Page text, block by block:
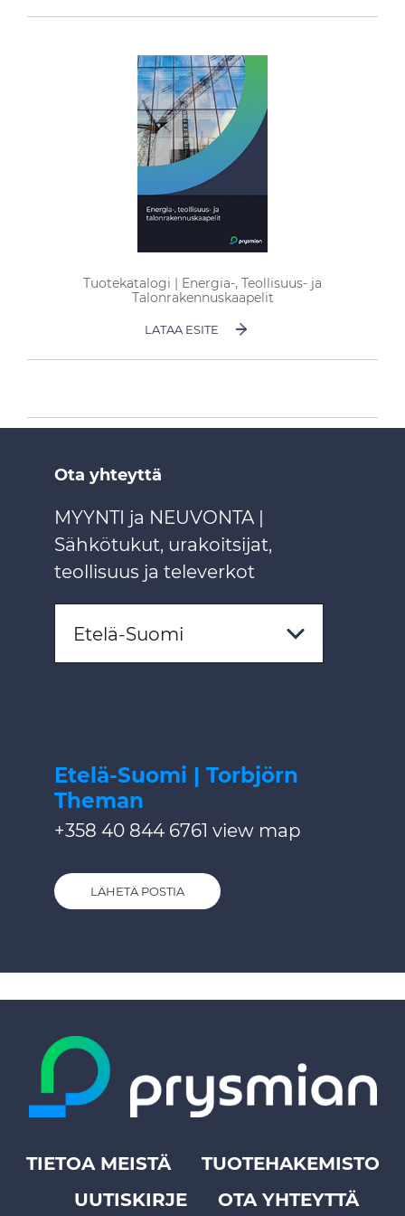
Tuotekatalogi | Energia-, Teollisuus- ja
Talonrakennuskaapelit
LATAA ESITE
Ota yhteyttä
MYYNTI ja NEUVONTA |
Sähkötukut, urakoitsijat,
teollisuus ja televerkot
Etelä-Suomi
Etelä-Suomi | Torbjörn
Theman
+358 40 844 6761 view map
LÄHETÄ POSTIA
Footer
TIETOA MEISTÄ
TUOTEHAKEMISTO
UUTISKIRJE
OTA YHTEYTTÄ